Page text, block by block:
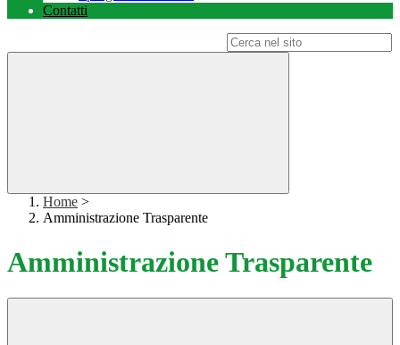
Contatti
Home >
Amministrazione Trasparente
Amministrazione Trasparente